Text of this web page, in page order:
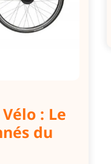
: Le
du